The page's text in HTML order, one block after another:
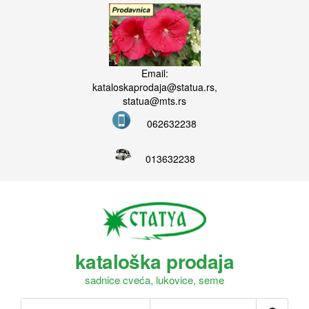
Email:
kataloskaprodaja@statua.rs,
statua@mts.rs
062632238
013632238
kataloška prodaja
sadnice cveća, lukovice, seme